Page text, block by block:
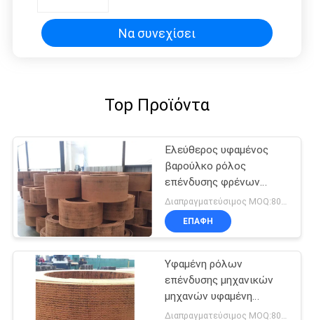
Να συνεχίσει
Top Προϊόντα
Ελεύθερος υφαμένος
βαρούλκο ρόλος
επένδυσης φρένων
αμιάντων
Διαπραγματεύσιμος MOQ:800 κλ
ΕΠΑΦΉ
Υφαμένη ρόλων
επένδυσης μηχανικών
μηχανών υφαμένη
βαρούλκο φρένων ζώνη